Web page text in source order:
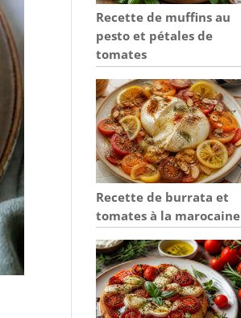
Recette de muffins au
pesto et pétales de
tomates
Recette de burrata et
tomates à la marocaine